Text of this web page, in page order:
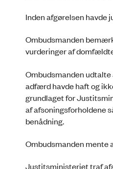
Inden afgørelsen havde
Ombudsmanden
vurderinger af
Ombudsmanden
adfærd havde haft og
grundlaget for
af afsoningsforholdene
benådning.
Ombudsmanden mente
Justitsministeriet traf